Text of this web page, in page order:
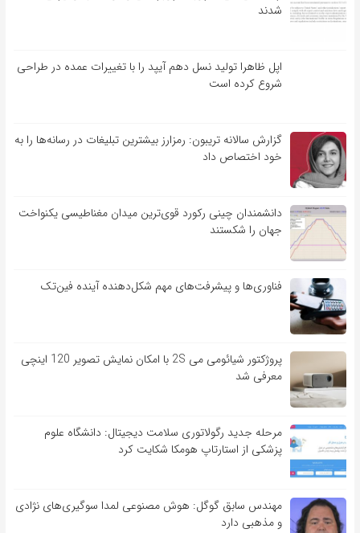
شدند
اپل ظاهرا تولید نسل دهم آیپد را با تغییرات عمده در طراحی
شروع کرده است
گزارش سالانه تریبون: رمزارز بیشترین تبلیغات در رسانه‌ها را به
خود اختصاص داد
دانشمندان چینی رکورد قوی‌ترین میدان مغناطیسی یکنواخت
جهان را شکستند
فناوری‌ها و پیشرفت‌های مهم شکل‌دهنده آینده فین‌تک
پروژکتور شیائومی می 2S با امکان نمایش تصویر 120 اینچی
معرفی شد
مرحله جدید رگولاتوری سلامت دیجیتال: دانشگاه علوم
پزشکی از استارتاپ هومکا شکایت کرد
مهندس سابق گوگل: هوش مصنوعی لمدا سوگیری‌های نژادی
و مذهبی دارد